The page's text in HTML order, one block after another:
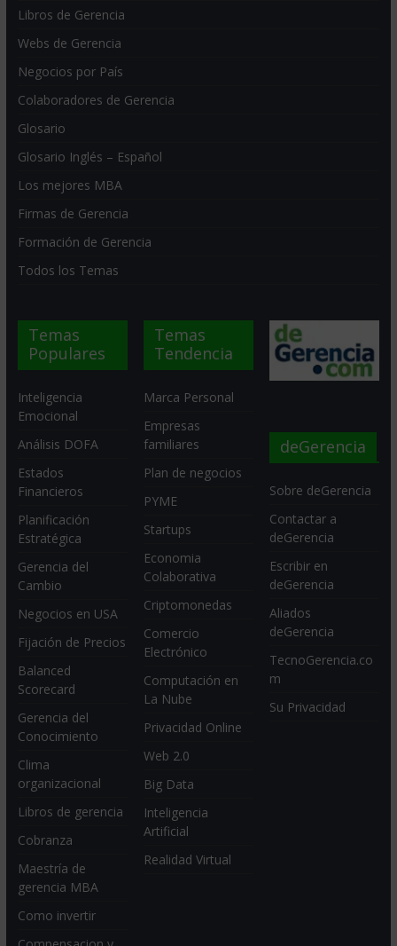
Libros de Gerencia
Webs de Gerencia
Negocios por País
Colaboradores de Gerencia
Glosario
Glosario Inglés – Español
Los mejores MBA
Firmas de Gerencia
Formación de Gerencia
Todos los Temas
Temas
Populares
Inteligencia
Emocional
Análisis DOFA
Estados
Financieros
Planificación
Estratégica
Gerencia del
Cambio
Negocios en USA
Fijación de Precios
Balanced
Scorecard
Gerencia del
Conocimiento
Clima
organizacional
Libros de gerencia
Cobranza
Maestría de
gerencia MBA
Como invertir
Temas
Tendencia
Marca Personal
Empresas
familiares
Plan de negocios
PYME
Startups
Economia
Colaborativa
Criptomonedas
Comercio
Electrónico
Computación en
La Nube
Privacidad Online
Web 2.0
Big Data
Inteligencia
Artificial
Realidad Virtual
deGerencia
Sobre deGerencia
Contactar a
deGerencia
Escribir en
deGerencia
Aliados
deGerencia
TecnoGerencia.co
m
Su Privacidad